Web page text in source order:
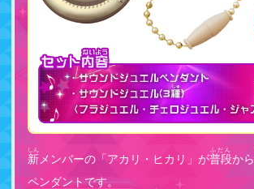
新
しん
メンバーの「アカリ・ヒカリ」が普段
ふだん
から
ペンダントです。